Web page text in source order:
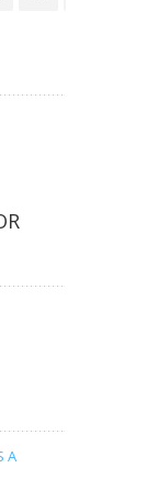
A